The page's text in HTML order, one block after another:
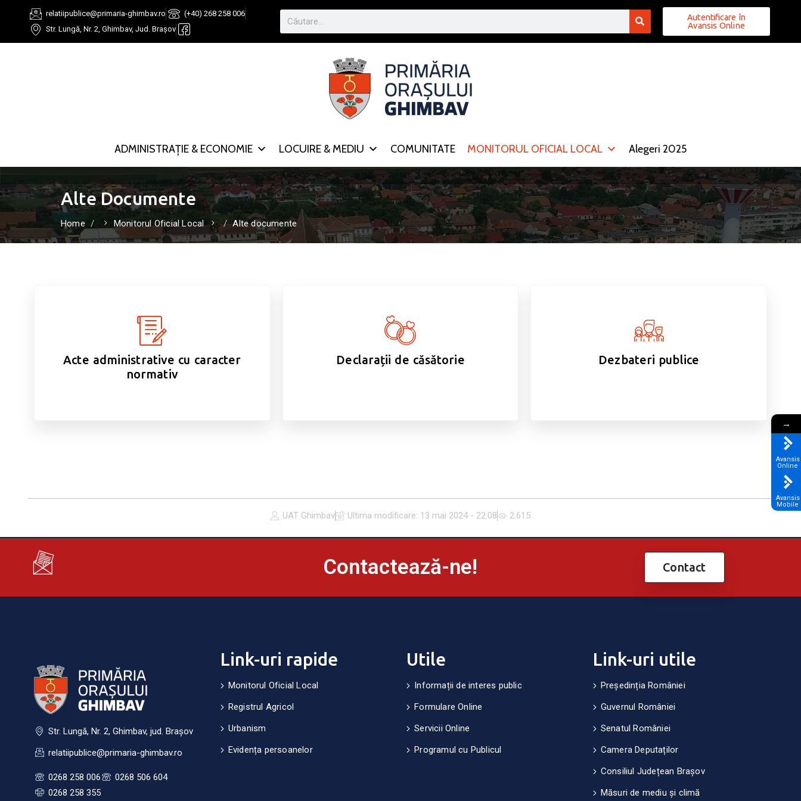
relatiipublice@primaria-ghimbav.ro
(+40) 268 258 006
Str. Lungă, Nr. 2, Ghimbav, Jud. Brașov
Autentificare în
Avansis Online
ADMINISTRAȚIE & ECONOMIE LOCUIRE & MEDIU COMUNITATE MONITORUL OFICIAL LOCAL Alegeri 2025
Alte Documente
Home Monitorul Oficial Local Alte documente
Acte administrative cu caracter
normativ
Declarații de căsătorie Dezbateri publice
UAT Ghimbav Ultima modificare: 13 mai 2024 - 22:08 2.615
Contactează-ne! Contact
Str. Lungă, Nr. 2, Ghimbav, jud. Brașov
relatiipublice@primaria-ghimbav.ro
0268 258 006
0268 506 604
0268 258 355
Link-uri rapide
Monitorul Oficial Local
Registrul Agricol
Urbanism
Evidența persoanelor
Utile
Informații de interes public
Formulare Online
Servicii Online
Programul cu Publicul
Link-uri utile
Președinția României
Guvernul României
Senatul României
Camera Deputaților
Consiliul Județean Brașov
Măsuri de mediu și climă
→
Avansis
Online
Avansis
Mobile